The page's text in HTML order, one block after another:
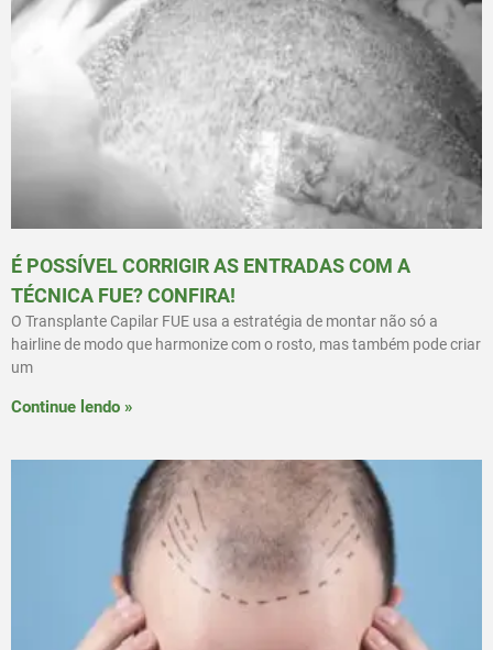
É POSSÍVEL CORRIGIR AS ENTRADAS COM A
TÉCNICA FUE? CONFIRA!
O Transplante Capilar FUE usa a estratégia de montar não só a
hairline de modo que harmonize com o rosto, mas também pode criar
um
Continue lendo »